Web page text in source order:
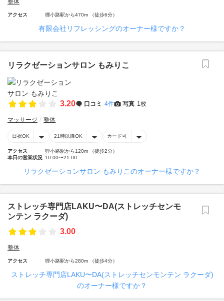
整体
アクセス 狸小路駅から470m （徒歩6分）
有限会社リフレッシングのオーナー様ですか？
リラクゼーションサロン もみりこ
3.20 口コミ 4件 写真 1枚
マッサージ 整体
日祝OK 21時以降OK カード可
アクセス
狸小路駅から120m （徒歩2分）
本日の営業状況 10:00〜21:00
リラクゼーションサロン もみりこのオーナー様ですか？
ストレッチ専門店LAKU〜DA(ストレッチセンモ
ンテン ラクーダ)
3.00
整体
アクセス 狸小路駅から280m （徒歩4分）
ストレッチ専門店LAKU〜DA(ストレッチセンモンテン ラクーダ)
のオーナー様ですか？